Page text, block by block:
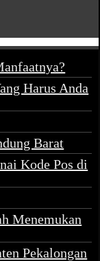
Harus Anda
Barat
Kode Pos di
Menemukan
Pekalongan